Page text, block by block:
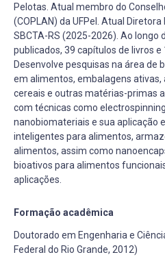
Pelotas. Atual membro do
(COPLAN) da UFPel. Atual
SBCTA-RS (2025-2026). Ao longo
publicados, 39 capítulos de livros
Desenvolve pesquisas na área de
em alimentos, embalagens ativas,
cereais e outras matérias-primas
com técnicas como
nanobiomateriais e sua aplicação
inteligentes para alimentos,
alimentos, assim como
bioativos para alimentos
aplicações.
Formação acadêmica
Doutorado em Engenharia e
Federal do Rio Grande, 2012)